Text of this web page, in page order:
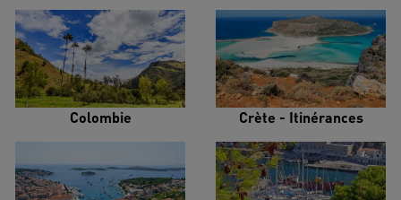
Colombie Crète - Itinérances